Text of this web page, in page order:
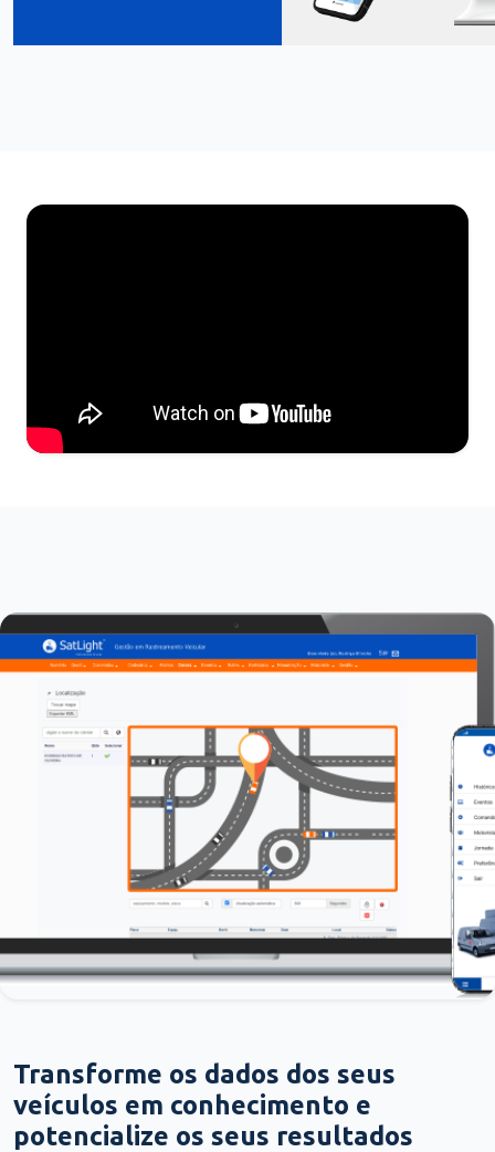
Transforme os dados dos seus
veículos em conhecimento e
potencialize os seus resultados